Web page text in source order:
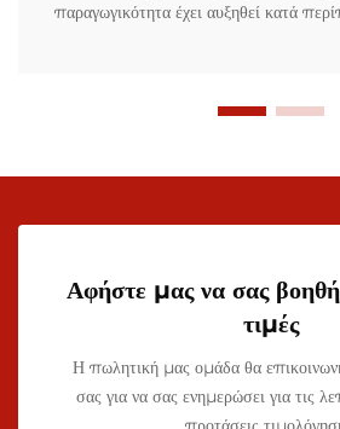
παραγωγικότητα έχει αυξηθεί κατά
Αφήστε μας να σας
τιμές
Η πωλητική μας ομάδα θα
σας για να σας ενημερώσει για τις